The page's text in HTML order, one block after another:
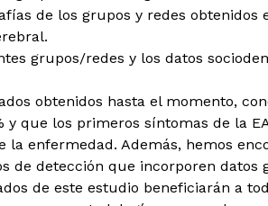
de los grupos y redes
grupos/redes y los datos
obtenidos hasta el momento,
y que los primeros síntomas de la
la enfermedad. Además, hemos
de detección que incorporen datos
de este estudio beneficiarán a